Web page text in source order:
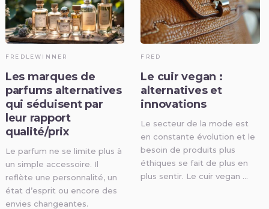
FREDLEWINNER
Les marques de
parfums alternatives
qui séduisent par
leur rapport
qualité/prix
Le parfum ne se limite plus à
un simple accessoire. Il
reflète une personnalité, un
état d’esprit ou encore des
envies changeantes.
FRED
Le cuir vegan :
alternatives et
innovations
Le secteur de la mode est
en constante évolution et le
besoin de produits plus
éthiques se fait de plus en
plus sentir. Le cuir vegan …